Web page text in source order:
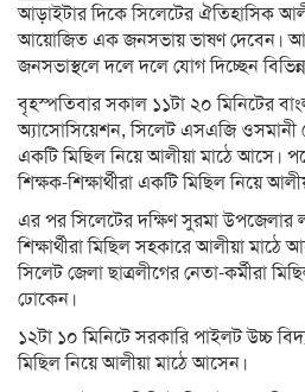
আড়াইটার দিকে সিলেটের ঐতিহাসিক
আয়োজিত এক জনসভায় ভাষণ দেবেন।
জনসভাস্থলে দলে দলে যোগ দিচ্ছেন বিভিন্ন
বৃহস্পতিবার সকাল ১১টা ২০ মিনিটের
অ্যাসোসিয়েশন, সিলেট এসএজি ওসমানী
একটি মিছিল নিয়ে আলীয়া মাঠে আসে।
শিক্ষক-শিক্ষার্থীরা একটি মিছিল নিয়ে
এর পর সিলেটের দক্ষিণ সুরমা উপজেলার
শিক্ষার্থীরা মিছিল সহকারে আলীয়া
সিলেট জেলা ছাত্রলীগের নেতা-কর্মীরা
ঢোকেন।
১২টা ১০ মিনিটে সরকারি পাইলট উচ্চ
মিছিল নিয়ে আলীয়া মাঠে আসেন।